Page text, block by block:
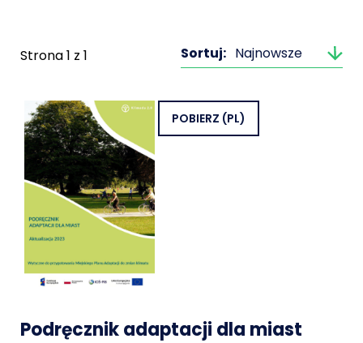
Strona1 z 1 Sortuj: Najnowsze
POBIERZ (PL)
Podręcznik adaptacji dla miast